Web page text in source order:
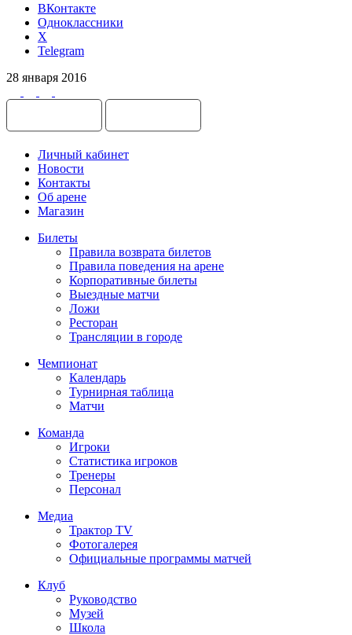
ВКонтакте
Одноклассники
X
Telegram
28 января 2016
Личный кабинет
Новости
Контакты
Об арене
Магазин
Билеты
Правила возврата билетов
Правила поведения на арене
Корпоративные билеты
Выездные матчи
Ложи
Ресторан
Трансляции в городе
Чемпионат
Календарь
Турнирная таблица
Матчи
Команда
Игроки
Статистика игроков
Тренеры
Персонал
Медиа
Трактор TV
Фотогалерея
Официальные программы матчей
Клуб
Руководство
Музей
Школа